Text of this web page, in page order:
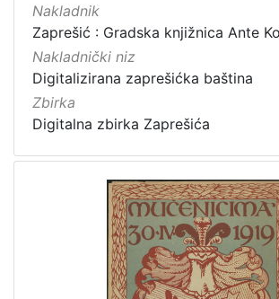
Nakladnik
Zaprešić : Gradska knjižnica Ante
Nakladnički niz
Digitalizirana zaprešićka baština
Zbirka
Digitalna zbirka Zaprešića